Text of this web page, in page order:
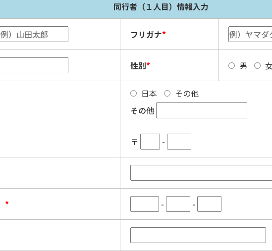
同行者（１人目）情報入力
フリガナ*
性別* 男
日本
その他
その他
〒 -
* - -